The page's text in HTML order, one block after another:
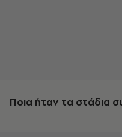
Ποια ήταν τα στάδια